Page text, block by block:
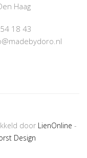
Haag
18 43‬
door LienOnline -
Design